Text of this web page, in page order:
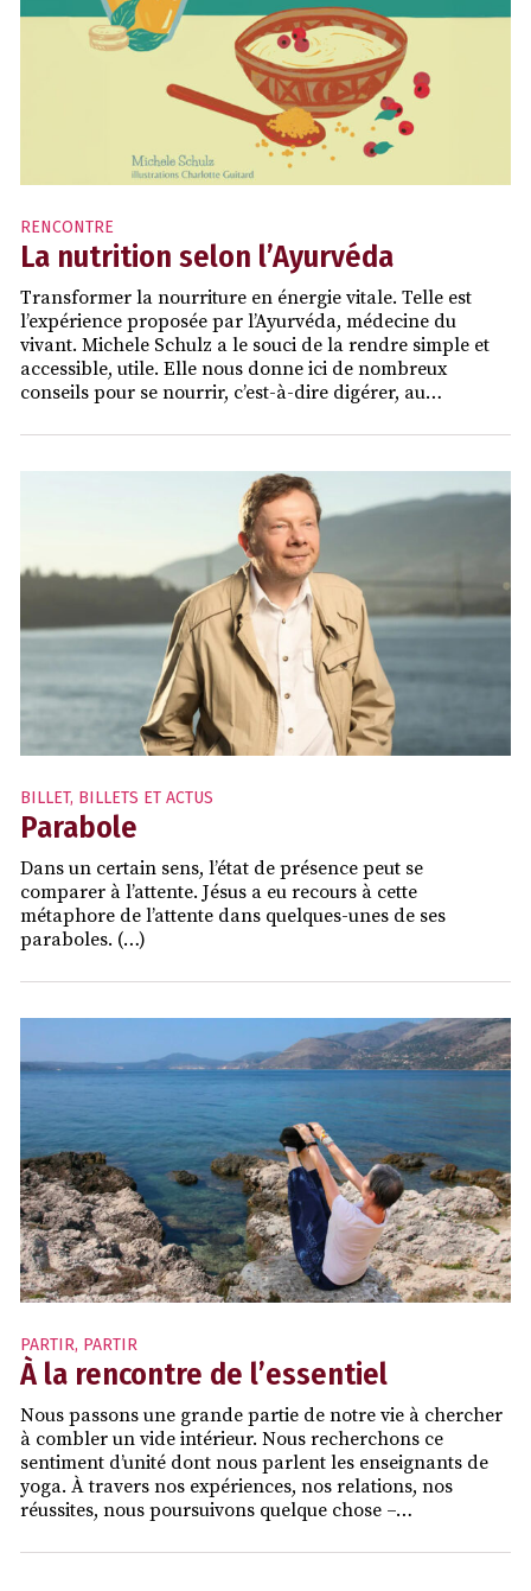
RENCONTRE
La nutrition selon l’Ayurvéda
Transformer la nourriture en énergie vitale. Telle est
l’expérience proposée par l’Ayurvéda, médecine du
vivant. Michele Schulz a le souci de la rendre simple et
accessible, utile. Elle nous donne ici de nombreux
conseils pour se nourrir, c’est-à-dire digérer, au…
BILLET, BILLETS ET ACTUS
Parabole
Dans un certain sens, l’état de présence peut se
comparer à l’attente. Jésus a eu recours à cette
métaphore de l’attente dans quelques-unes de ses
paraboles. (…)
PARTIR, PARTIR
À la rencontre de l’essentiel
Nous passons une grande partie de notre vie à chercher
à combler un vide intérieur. Nous recherchons ce
sentiment d’unité dont nous parlent les enseignants de
yoga. À travers nos expériences, nos relations, nos
réussites, nous poursuivons quelque chose –…